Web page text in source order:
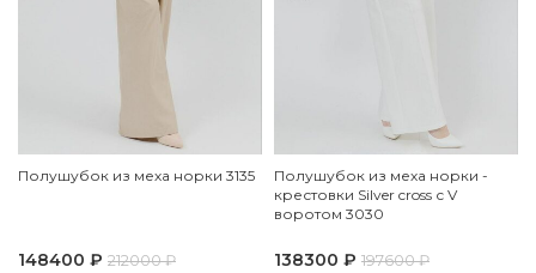
Полушубок из меха норки 3135
148400 ₽ 212000₽
Полушубок из меха норки -
крестовки Silver cross с V
воротом 3030
138300 ₽ 197600₽